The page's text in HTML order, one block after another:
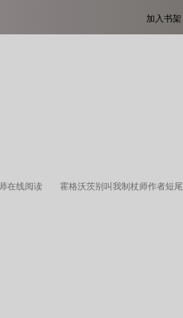
加入书架
在线阅读 霍格沃茨别叫我制杖师作者短尾